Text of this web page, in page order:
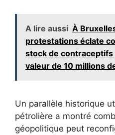
A lire aussi À
protestations éclate
stock de contraceptifs
valeur de 10 millions
Un parallèle historique
pétrolière a montré
géopolitique peut